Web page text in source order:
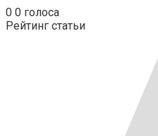
0 0 голоса
Рейтинг статьи